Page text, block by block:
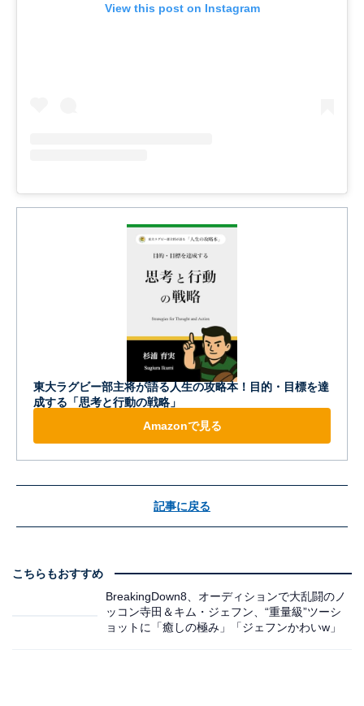
View this post on Instagram
東大ラグビー部主将が語る人生の攻略本！目的・目標を達
成する「思考と行動の戦略」
Amazonで見る
記事に戻る
こちらもおすすめ
BreakingDown8、オーディションで大乱闘のノ
ッコン寺田＆キム・ジェフン、“重量級”ツーシ
ョットに「癒しの極み」「ジェフンかわいw」